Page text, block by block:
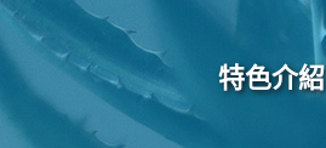
特色介紹